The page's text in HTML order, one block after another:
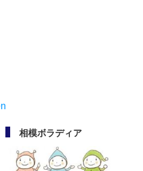
相模ボラディア